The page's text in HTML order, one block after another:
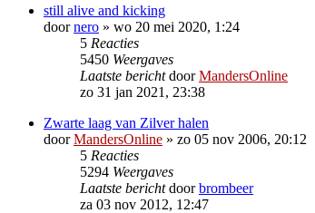
still alive and kicking
doornero » wo 20 mei 2020, 1:24
5 Reacties
5450 Weergaves
Laatste berichtdoorMandersOnline
zo 31 jan 2021, 23:38
Zwarte laag van Zilver halen
doorMandersOnline » zo 05 nov 2006, 20:12
5 Reacties
5294 Weergaves
Laatste berichtdoorbrombeer
za 03 nov 2012, 12:47